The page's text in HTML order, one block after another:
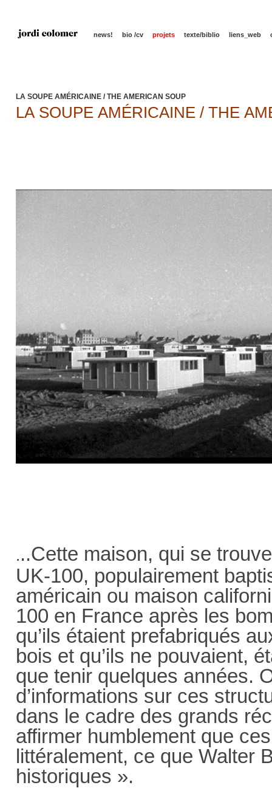
news! bio /cv projets texte/biblio liens_web
LA SOUPE AMÉRICAINE / THE AMERICAN SOUP
LA SOUPE AMÉRICAINE / THE
...Cette maison, qui se
UK-100, populairement
américain ou maison
100 en France après les
qu’ils étaient prefabriqués
bois et qu’ils ne pouvaient,
que tenir quelques années.
d’informations sur ces
dans le cadre des grands
affirmer humblement que
littéralement, ce que Walter
historiques ».